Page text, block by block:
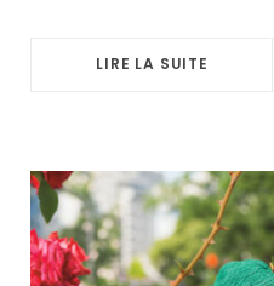
LIRE LA SUITE